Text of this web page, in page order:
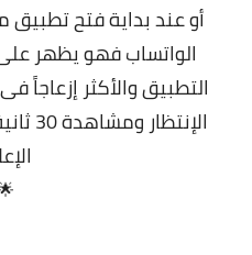
أو عند بداية فتح تطبيق
الواتساب فهو يظهر
التطبيق والأكثر إزعاجاً